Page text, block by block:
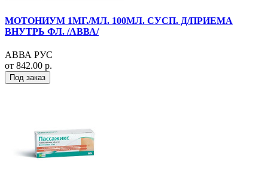
МОТОНИУМ 1МГ./МЛ. 100МЛ. СУСП. Д/ПРИЕМА
ВНУТРЬ ФЛ. /АВВА/
АВВА РУС
от 842.00 р.
Под заказ